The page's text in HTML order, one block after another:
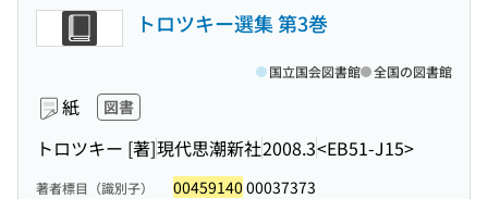
トロツキー選集 第3巻
紙 図書
トロツキー [著]現代思潮新社2008.3<EB51-J15>
国立国会図書館 全国の図書館
著者標目（識別子） 00459140 00037373